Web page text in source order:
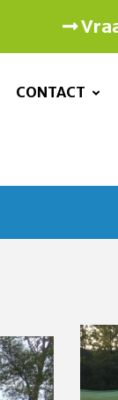
CONTACT